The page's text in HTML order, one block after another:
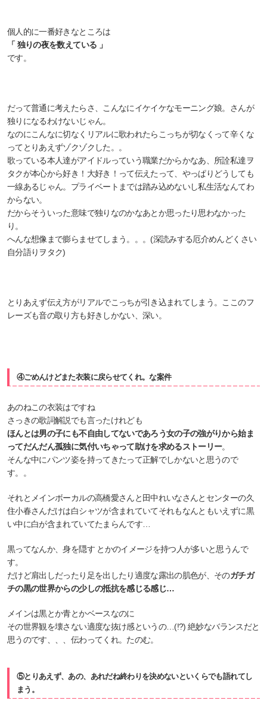
個人的に一番好きなところは
「 独りの夜を数えている 」
です。
だって普通に考えたらさ、こんなにイケイケなモーニング娘。さんが
独りになるわけないじゃん。
なのにこんなに切なくリアルに歌われたらこっちが切なくって辛くな
ってとりあえずゾクゾクした。。
歌っている本人達がアイドルっていう職業だからかなあ、所詮私達ヲ
タクが本心から好き！大好き！って伝えたって、やっぱりどうしても
一線あるじゃん。プライベートまでは踏み込めないし私生活なんてわ
からない。
だからそういった意味で独りなのかなあとか思ったり思わなかった
り。
へんな想像まで膨らませてしまう。。。(深読みする厄介めんどくさい
自分語りヲタク)
とりあえず伝え方がリアルでこっちが引き込まれてしまう。ここのフ
レーズも音の取り方も好きしかない、深い。
④ごめんけどまた衣装に戻らせてくれ。な案件
あのねこの衣装はですね
さっきの歌詞解説でも言ったけれども
ほんとは男の子にも不自由してないであろう女の子の強がりから始ま
ってだんだん孤独に気付いちゃって助けを求めるストーリー。
そんな中にパンツ姿を持ってきたって正解でしかないと思うので
す。。
それとメインボーカルの高橋愛さんと田中れいなさんとセンターの久
住小春さんだけは白シャツが含まれていてそれもなんともいえずに黒
い中に白が含まれていてたまらんです…
黒ってなんか、身を隠す とかのイメージを持つ人が多いと思うんで
す。
だけど肩出しだったり足を出したり適度な露出の肌色が、そのガチガ
チの黒の世界からの少しの抵抗を感じる感じ…
メインは黒とか青とかベースなのに
その世界観を壊さない適度な抜け感というの…(!?) 絶妙なバランスだと
思うのです、、、伝わってくれ。たのむ。
⑤とりあえず、あの、あれだね終わりを決めないといくらでも語れてし
まう。